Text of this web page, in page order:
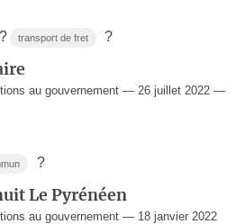
? transport de fret ?
au gouvernement — 26 juillet 2022 —
?
Le Pyrénéen
au gouvernement — 18 janvier 2022